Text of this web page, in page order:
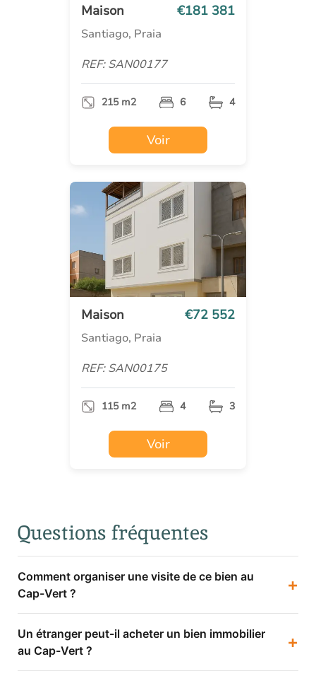
Maison €181 381
Santiago, Praia
REF: SAN00177
215 m2 6 4
Voir
Maison €72 552
Santiago, Praia
REF: SAN00175
115 m2 4 3
Voir
Questions fréquentes
Comment organiser une visite de ce bien au
Cap-Vert ?
+
Un étranger peut-il acheter un bien immobilier
au Cap-Vert ?
+